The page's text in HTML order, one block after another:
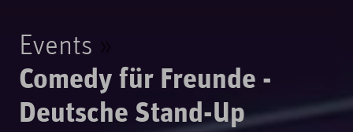
Events
Comedy für Freunde -
Deutsche Stand-Up